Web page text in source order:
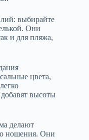
выбирайте
Они
и для пляжа,
цвета,
высоты
делают
ношения. Они